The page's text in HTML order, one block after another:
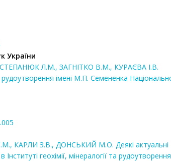
України
Л.М., ЗАГНІТКО В.М., КУРАЄВА І.В.
рудоутворення імені М.П. Семененка
КАРЛИ З.В., ДОНСЬКИЙ М.О. Деякі актуальні
геохімії, мінералогії та рудоутворення